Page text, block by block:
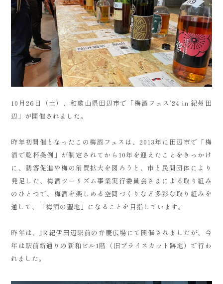
10月26日（土）、和歌山県田辺市で「梅酒フェス’24 in 紀州田
辺」が開催されました。
昨年初開催となったこの梅酒フェスは、2013年に田辺市で「梅
酒で乾杯条例」が制定されてから10年を迎えたことをきっかけ
に、誘客促進や梅の消費拡大を図ろうと、市と民間団体により
発足した、梅酒ツーリズム事業実行委員会さまによる取り組み
のひとつで、梅酒を楽しめる空間づくりなど多彩な取り組みを
通して、「梅酒の聖地」になることを目指しています。
昨年は、JR紀伊田辺駅前の弁慶広場にて開催されましたが、今
年は駅前新通りの新和ビル1階（旧プライスカット跡地）で行わ
れました。